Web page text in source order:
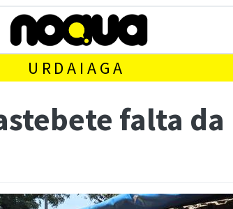
URDAIAGA
falta da